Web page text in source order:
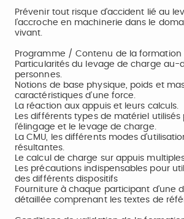
Prévenir tout risque d’accident lié au
l’accroche en machinerie dans le
vivant.
Programme / Contenu de la formation
Particularités du levage de charge au-
personnes.
Notions de base physique, poids et
caractéristiques d’une force.
La réaction aux appuis et leurs calculs.
Les différents types de matériel utilisés
l’élingage et le levage de charge.
La CMU, les différents modes
résultantes.
Le calcul de charge sur appuis
Les précautions indispensables pour
des différents dispositifs
Fourniture à chaque participant d’une
détaillée comprenant les textes de